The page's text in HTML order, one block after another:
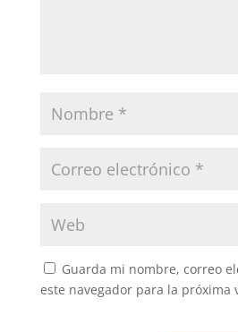
Guarda mi nombre, correo
este navegador para la próxima